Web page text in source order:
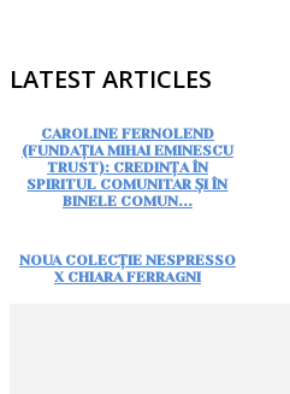
LATEST ARTICLES
CAROLINE FERNOLEND
(FUNDAȚIA MIHAI EMINESCU
TRUST): CREDINȚA ÎN
SPIRITUL COMUNITAR ȘI ÎN
BINELE COMUN...
NOUA COLECȚIE NESPRESSO
X CHIARA FERRAGNI